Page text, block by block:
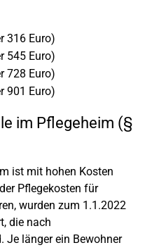
316 Euro)
545 Euro)
728 Euro)
901 Euro)
im Pflegeheim (§
ist mit hohen Kosten
Pflegekosten für
wurden zum 1.1.2022
die nach
länger ein Bewohner